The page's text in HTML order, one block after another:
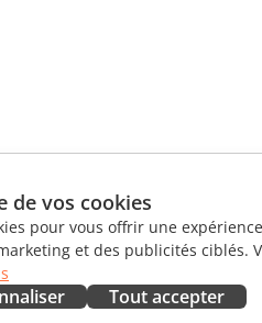
de vos cookies
pour vous offrir une
et des publicités ciblés.
Tout accepter